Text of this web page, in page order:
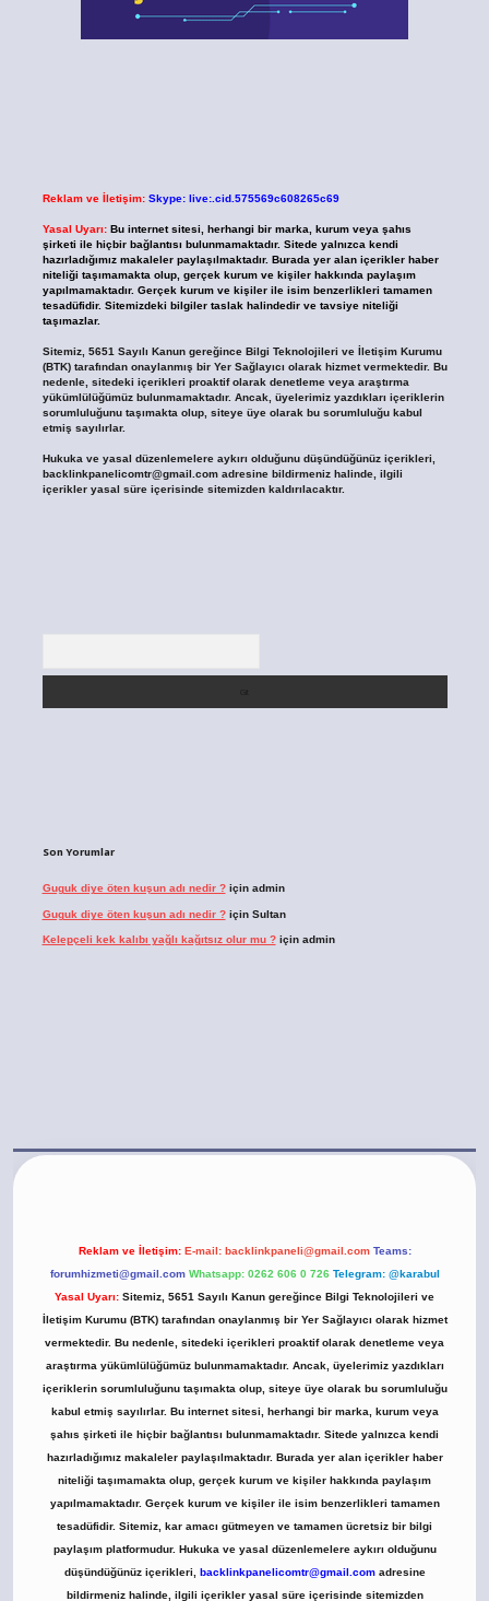
Reklam ve İletişim: Skype: live:.cid.575569c608265c69
Yasal Uyarı: Bu internet sitesi, herhangi bir marka, kurum veya şahıs
şirketi ile hiçbir bağlantısı bulunmamaktadır. Sitede yalnızca kendi
hazırladığımız makaleler paylaşılmaktadır. Burada yer alan içerikler haber
niteliği taşımamakta olup, gerçek kurum ve kişiler hakkında paylaşım
yapılmamaktadır. Gerçek kurum ve kişiler ile isim benzerlikleri tamamen
tesadüfidir. Sitemizdeki bilgiler taslak halindedir ve tavsiye niteliği
taşımazlar.
Sitemiz, 5651 Sayılı Kanun gereğince Bilgi Teknolojileri ve İletişim Kurumu
(BTK) tarafından onaylanmış bir Yer Sağlayıcı olarak hizmet vermektedir. Bu
nedenle, sitedeki içerikleri proaktif olarak denetleme veya araştırma
yükümlülüğümüz bulunmamaktadır. Ancak, üyelerimiz yazdıkları içeriklerin
sorumluluğunu taşımakta olup, siteye üye olarak bu sorumluluğu kabul
etmiş sayılırlar.
Hukuka ve yasal düzenlemelere aykırı olduğunu düşündüğünüz içerikleri,
backlinkpanelicomtr@gmail.comadresine bildirmeniz halinde, ilgili
içerikler yasal süre içerisinde sitemizden kaldırılacaktır.
Son Yorumlar
Guguk diye öten kuşun adı nedir ?için admin
Guguk diye öten kuşun adı nedir ?için Sultan
Kelepçeli kek kalıbı yağlı kağıtsız olur mu ?için admin
Reklam ve İletişim: E-mail: backlinkpaneli@gmail.com Teams:
forumhizmeti@gmail.com Whatsapp: 0262 606 0 726 Telegram: @karabul
Yasal Uyarı: Sitemiz, 5651 Sayılı Kanun gereğince Bilgi Teknolojileri ve
İletişim Kurumu (BTK) tarafından onaylanmış bir Yer Sağlayıcı olarak hizmet
vermektedir. Bu nedenle, sitedeki içerikleri proaktif olarak denetleme veya
araştırma yükümlülüğümüz bulunmamaktadır. Ancak, üyelerimiz yazdıkları
içeriklerin sorumluluğunu taşımakta olup, siteye üye olarak bu sorumluluğu
kabul etmiş sayılırlar. Bu internet sitesi, herhangi bir marka, kurum veya
şahıs şirketi ile hiçbir bağlantısı bulunmamaktadır. Sitede yalnızca kendi
hazırladığımız makaleler paylaşılmaktadır. Burada yer alan içerikler haber
niteliği taşımamakta olup, gerçek kurum ve kişiler hakkında paylaşım
yapılmamaktadır. Gerçek kurum ve kişiler ile isim benzerlikleri tamamen
tesadüfidir. Sitemiz, kar amacı gütmeyen ve tamamen ücretsiz bir bilgi
paylaşım platformudur. Hukuka ve yasal düzenlemelere aykırı olduğunu
düşündüğünüz içerikleri, backlinkpanelicomtr@gmail.comadresine
bildirmeniz halinde, ilgili içerikler yasal süre içerisinde sitemizden